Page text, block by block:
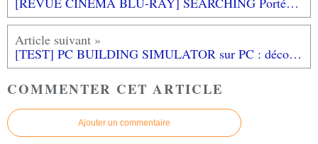
[TEST] PC BUILDING SIMULATOR sur PC : découvrez le métier de technicien informatique...
COMMENTER CET ARTICLE
Ajouter un commentaire